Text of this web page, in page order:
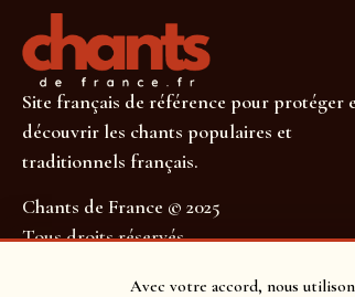
Avec votre accord, nous
Site français de référence pour protéger
découvrir les chants populaires et
traditionnels français.
Chants de France © 2025
Tous droits réservés
SUIVEZ-NOUS POUR NE RIEN MANQUER !